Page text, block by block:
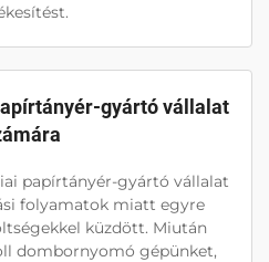
gyártó vállalat
papírtányér-gyártó vállalat
folyamatok miatt egyre
küzdött. Miután
dombornyomó gépünket,